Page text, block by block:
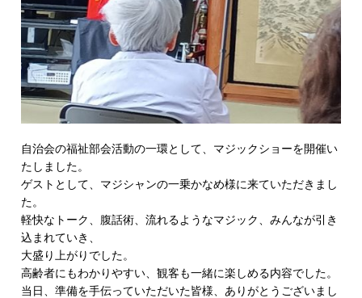
自治会の福祉部会活動の一環として、マジックショーを開催い
たしました。
ゲストとして、マジシャンの一乗かなめ様に来ていただきまし
た。
軽快なトーク、腹話術、流れるようなマジック、みんなが引き
込まれていき、
大盛り上がりでした。
高齢者にもわかりやすい、観客も一緒に楽しめる内容でした。
当日、準備を手伝っていただいた皆様、ありがとうございまし